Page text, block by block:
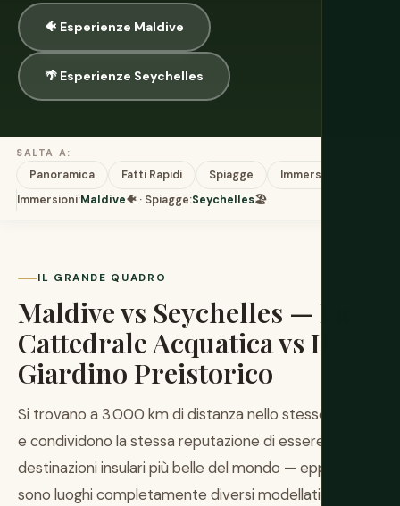
🐠 Esperienze Maldive
🌴 Esperienze Seychelles
SALTA A:
Panoramica Fatti Rapidi Spiagge Immersioni
Immersioni:Maldive🐠 · Spiagge:Seychelles🏖️
IL GRANDE QUADRO
Maldive vs Seychelles — La
Cattedrale Acquatica vs Il
Giardino Preistorico
Si trovano a 3.000 km di distanza nello stesso oceano
e condividono la stessa reputazione di essere le
destinazioni insulari più belle del mondo — eppure
sono luoghi completamente diversi modellati da